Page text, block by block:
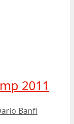
2011
Banfi